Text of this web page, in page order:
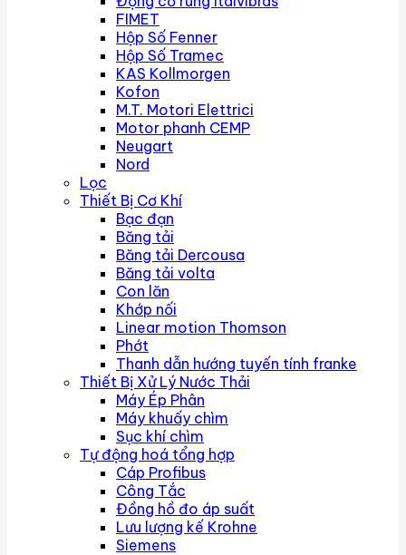
FIMET
Hộp Số Fenner
Hộp Số Tramec
KAS Kollmorgen
Kofon
M.T. Motori Elettrici
Motor phanh CEMP
Neugart
Nord
Lọc
Thiết Bị Cơ Khí
Bạc đạn
Băng tải
Băng tải Dercousa
Băng tải volta
Con lăn
Khớp nối
Linear motion Thomson
Phớt
Thanh dẫn hướng tuyến tính franke
Thiết Bị Xử Lý Nước Thải
Máy Ép Phân
Máy khuấy chìm
Sục khí chìm
Tự động hoá tổng hợp
Cáp Profibus
Công Tắc
Đồng hồ đo áp suất
Lưu lượng kế Krohne
Siemens